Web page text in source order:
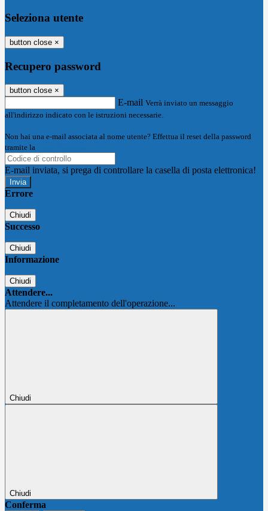
Seleziona utente
button close ×
Recupero password
button close ×
E-mail Verrà inviato un messaggio
all'indirizzo indicato con le istruzioni necessarie.
Non hai una e-mail associata al nome utente? Effettua il reset della password
tramite la
E-mail inviata, si prega di controllare la casella di posta elettronica!
Errore
Chiudi
Successo
Chiudi
Informazione
Chiudi
Attendere...
Attendere il completamento dell'operazione...
Chiudi
Chiudi
Conferma